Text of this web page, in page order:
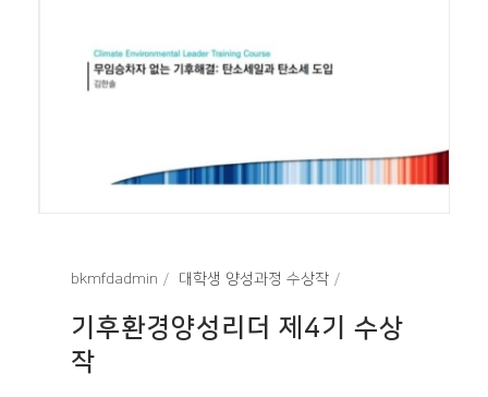
bkmfdadmin 대학생 양성과정 수상작
기후환경양성리더 제4기 수상
작